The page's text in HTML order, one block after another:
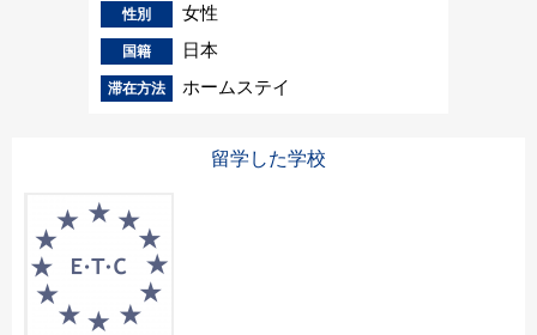
性別 女性
国籍 日本
滞在方法 ホームステイ
留学した学校